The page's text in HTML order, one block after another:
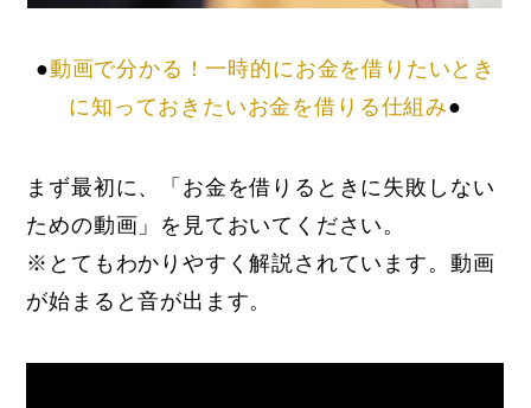
●動画で分かる！一時的にお金を借りたいとき
に知っておきたいお金を借りる仕組み●
まず最初に、「お金を借りるときに失敗しない
ための動画」 を見ておいてください。
※とてもわかりやすく解説されています。動画
が始まると音が出ます。